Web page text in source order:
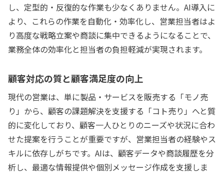
し、定型的・反復的な作業も少なくありません。AI導入に
より、これらの作業を自動化・効率化し、営業担当者はよ
り高度な戦略立案や商談に集中できるようになることで、
業務全体の効率化と担当者の負担軽減が実現されます。
顧客対応の質と顧客満足度の向上
現代の営業は、単に製品・サービスを販売する「モノ売
り」から、顧客の課題解決を支援する「コト売り」へと質
的に変化しており、顧客一人ひとりのニーズや状況に合わ
せた提案を行うことが重要ですが、営業担当者の経験やス
キルに依存しがちです。AIは、顧客データや商談履歴を分
析し、最適な情報提供や個別メッセージ作成を支援しま